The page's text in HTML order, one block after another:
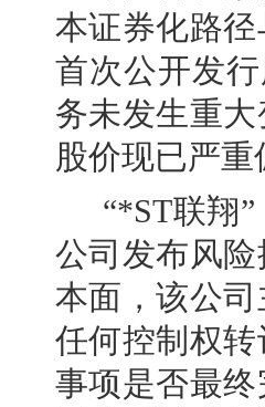
本证券化路
首次公开发
务未发生重
股价现已严
“*ST联翔
公司发布风
本面，该公
任何控制权
事项是否最